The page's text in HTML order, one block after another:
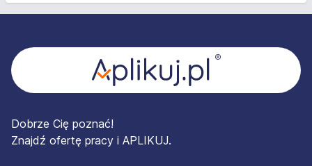
Dobrze Cię poznać!
Znajdź ofertę pracy i APLIKUJ.